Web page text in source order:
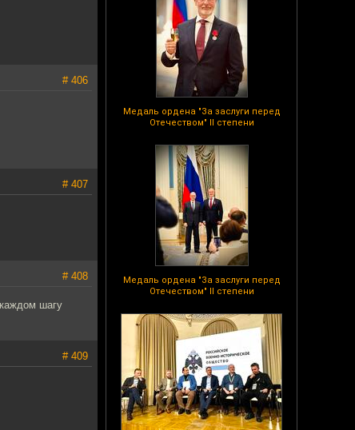
Медаль ордена "За заслуги перед
Отечеством" II степени
Медаль ордена "За заслуги перед
Отечеством" II степени
# 406
# 407
# 408
шагу
# 409